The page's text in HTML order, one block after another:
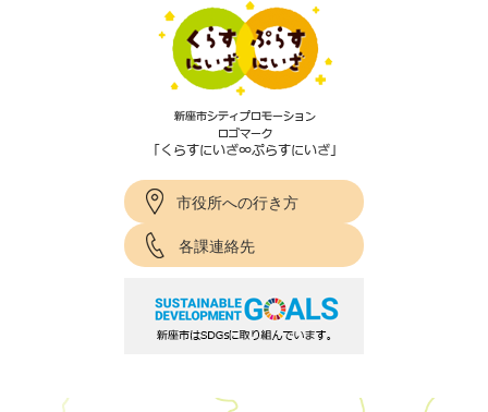
市役所への行き方
各課連絡先